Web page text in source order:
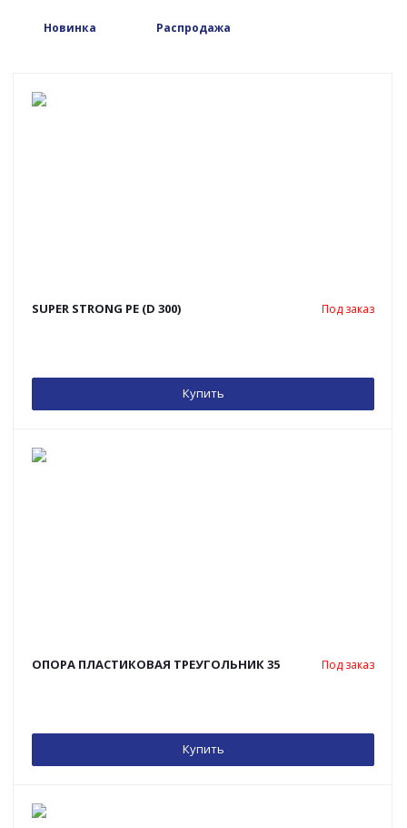
Новинка Распродажа
SUPER STRONG PE (D 300) Под заказ
Купить
ОПОРА ПЛАСТИКОВАЯ ТРЕУГОЛЬНИК 35 Под заказ
Купить